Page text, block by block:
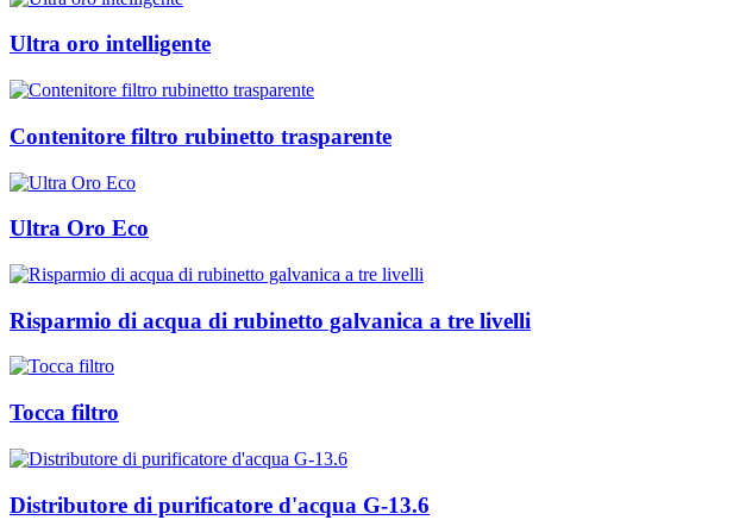
Ultra oro intelligente
Contenitore filtro rubinetto trasparente
Ultra Oro Eco
Risparmio di acqua di rubinetto galvanica a tre livelli
Tocca filtro
Distributore di purificatore d'acqua G-13.6